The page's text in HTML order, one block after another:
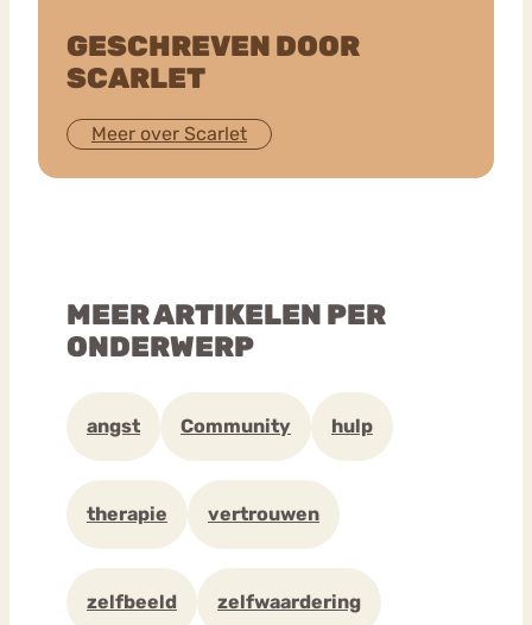
GESCHREVEN DOOR
SCARLET
Meer over Scarlet
MEER ARTIKELEN PER
ONDERWERP
angst Community hulp
therapie vertrouwen
zelfbeeld zelfwaardering